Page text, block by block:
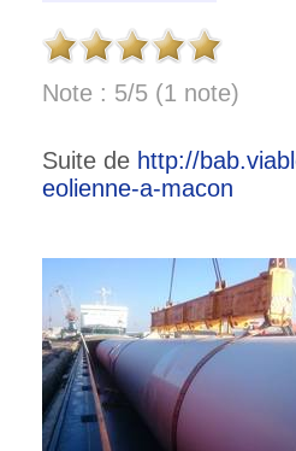
Note : 5/5 (1 note)
Suite de http://
eolienne-a-macon